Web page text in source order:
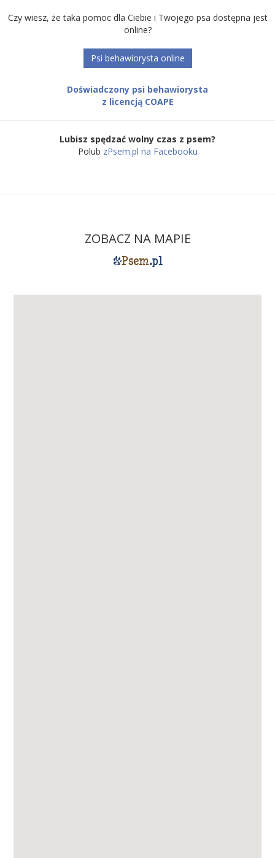
Czy wiesz, że taka pomoc dla Ciebie i Twojego psa dostępna jest
online?
Psi behawiorysta online
Doświadczony psi behawiorysta
z licencją COAPE
Lubisz spędzać wolny czas z psem?
Polub zPsem.pl na Facebooku
ZOBACZ NA MAPIE